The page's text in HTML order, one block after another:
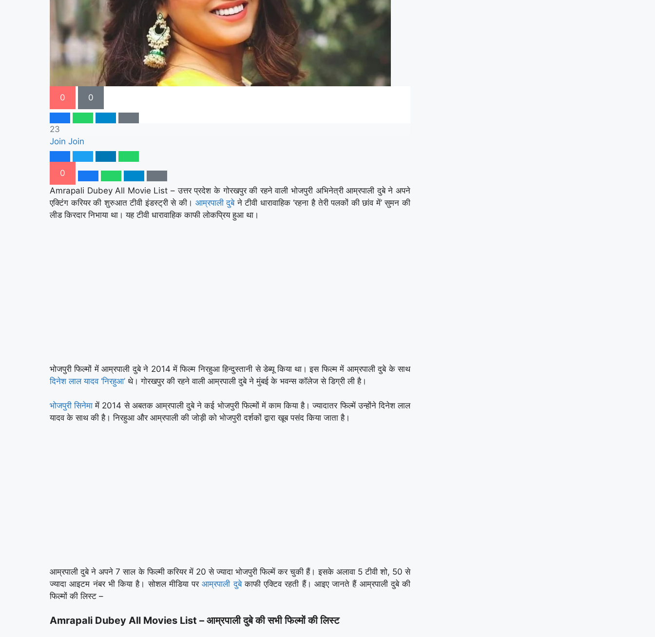
0 0
23
Join Join
0
Amrapali Dubey All Movie List – उत्तर प्रदेश के गोरखपुर की रहने वाली भोजपुरी अभिनेत्री आम्रपाली दुबे ने अपने
एक्टिंग करियर की शुरुआत टीवी इंडस्ट्री से की। आम्रपाली दुबेने टीवी धारावाहिक ‘रहना है तेरी पलकों की छांव में’ सुमन की
लीड किरदार निभाया था। यह टीवी धारावाहिक काफी लोकप्रिय हुआ था।
भोजपुरी फिल्मों में आम्रपाली दुबे ने 2014 में फिल्म निरहुआ हिन्दुस्तानी से डेब्यू किया था। इस फिल्म में आम्रपाली दुबे के साथ
दिनेश लाल यादव ‘निरहुआ’ थे। गोरखपुर की रहने वाली आम्रपाली दुबे ने मुंबई के भवन्स कॉलेज से डिग्री ली है।
भोजपुरी सिनेमा में 2014 से अबतक आम्रपाली दुबे ने कई भोजपुरी फिल्मों में काम किया है। ज्यादातर फिल्में उन्होंने दिनेश लाल
यादव के साथ की है। निरहुआ और आम्रपाली की जोड़ी को भोजपुरी दर्शकों द्वारा खूब पसंद किया जाता है।
आम्रपाली दुबे ने अपने 7 साल के फिल्मी करियर में 20 से ज्यादा भोजपुरी फिल्में कर चुकी हैं। इसके अलावा 5 टीवी शो, 50 से
ज्यादा आइटम नंबर भी किया है। सोशल मीडिया परआम्रपाली दुबेकाफी एक्टिव रहती हैं। आइए जानते हैं आम्रपाली दुबे की
फिल्मों की लिस्ट –
Amrapali Dubey All Movies List – आम्रपाली दुबे की सभी फिल्मों की लिस्ट